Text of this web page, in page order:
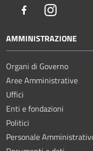
FacebookInstagram
AMMINISTRAZIONE
Organi di Governo
Aree Amministrative
Uffici
Enti e fondazioni
Politici
Personale